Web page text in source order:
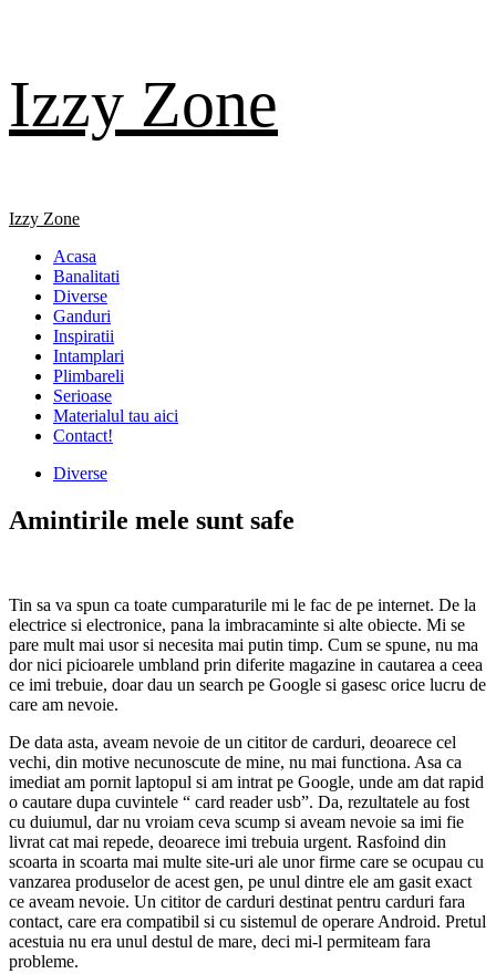
content
Izzy Zone
Primary
Izzy Zone
Acasa
Banalitati
Diverse
Ganduri
Inspiratii
Intamplari
Plimbareli
Serioase
Materialul tau aici
Contact!
Diverse
Amintirile mele sunt safe
Tin sa va spun ca toate cumparaturile mi le fac de pe internet. De la
electrice si electronice, pana la imbracaminte si alte obiecte. Mi se
pare mult mai usor si necesita mai putin timp. Cum se spune, nu ma
dor nici picioarele umbland prin diferite magazine in cautarea a ceea
ce imi trebuie, doar dau un search pe Google si gasesc orice lucru de
care am nevoie.
De data asta, aveam nevoie de un cititor de carduri, deoarece cel
vechi, din motive necunoscute de mine, nu mai functiona. Asa ca
imediat am pornit laptopul si am intrat pe Google, unde am dat rapid
o cautare dupa cuvintele “ card reader usb”. Da, rezultatele au fost
cu duiumul, dar nu vroiam ceva scump si aveam nevoie sa imi fie
livrat cat mai repede, deoarece imi trebuia urgent. Rasfoind din
scoarta in scoarta mai multe site-uri ale unor firme care se ocupau cu
vanzarea produselor de acest gen, pe unul dintre ele am gasit exact
ce aveam nevoie. Un cititor de carduri destinat pentru carduri fara
contact, care era compatibil si cu sistemul de operare Android. Pretul
acestuia nu era unul destul de mare, deci mi-l permiteam fara
probleme.